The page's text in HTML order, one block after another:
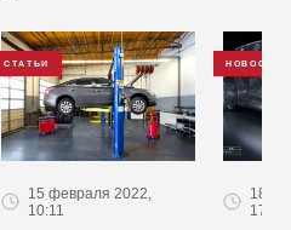
СТАТЬИ
15 февраля 2022,
10:11
НОВОСТИ
18
17:31